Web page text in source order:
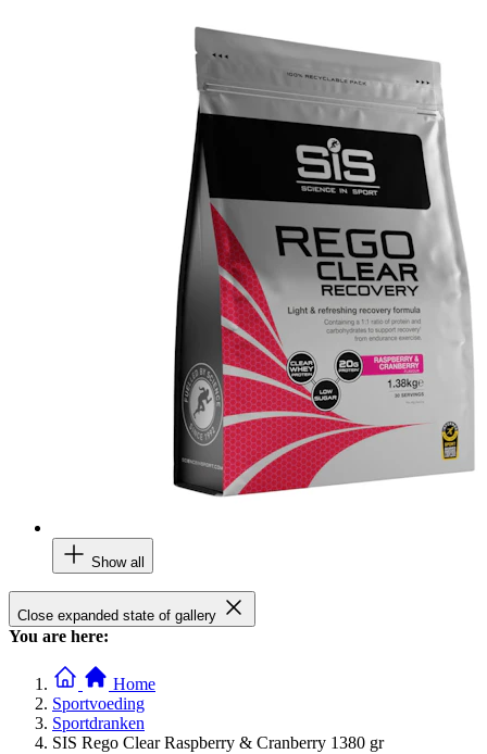
Show all
Close expanded state of gallery
You are here:
Home
Sportvoeding
Sportdranken
SIS Rego Clear Raspberry & Cranberry 1380 gr